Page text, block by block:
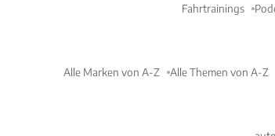
Fahrtrainings
Alle Marken von A-Z Alle Themen von A-Z